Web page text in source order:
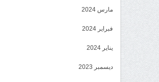
مارس 2024
فبراير 2024
يناير 2024
ديسمبر 2023